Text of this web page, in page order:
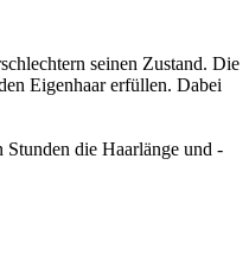
seinen Zustand. Die
Eigenhaar erfüllen. Dabei
die Haarlänge und -